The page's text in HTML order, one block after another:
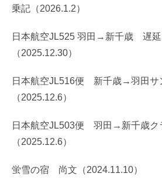
乗記（2026.1.2）
日本航空JL525 羽田→新千歳 遅延
（2025.12.30）
日本航空JL516便 新千歳→羽田サ
（2025.12.6）
日本航空JL503便 羽田→新千歳ク
（2025.12.6）
蛍雪の宿 尚文（2024.11.10）